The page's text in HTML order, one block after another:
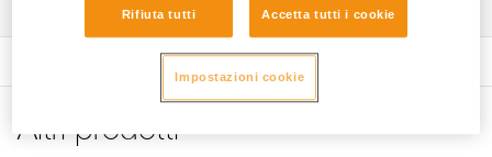
Dettagli codice
Scarica il pdf technical-notice-ice-axes-accessories-1
Altri prodotti
Rifiuta tutti Accetta tutti i cookie
Impostazioni cookie